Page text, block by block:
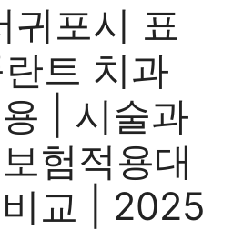
귀포시 표
트 치과
| 시술과
험적용대
교 | 2025